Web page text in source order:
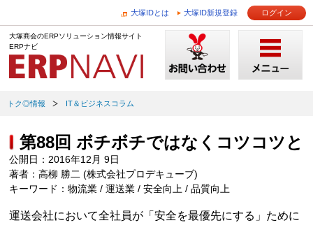
大塚IDとは 大塚ID新規登録 ログイン
大塚商会のERPソリューション情報サイト
ERPナビ
トク◎情報 IT＆ビジネスコラム
第88回 ボチボチではなくコツコツと
公開日：2016年12月 9日
著者：高柳 勝二 (株式会社プロデキューブ)
キーワード：物流業 / 運送業 / 安全向上 / 品質向上
運送会社において全社員が「安全を最優先にする」ために